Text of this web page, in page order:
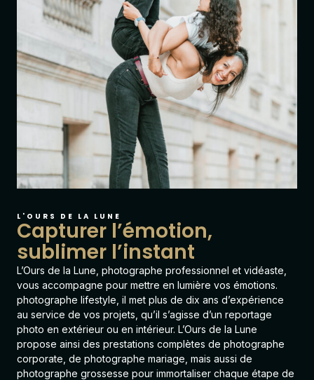
L'OURS DE LA LUNE
Capturer l’émotion,
sublimer l’instant
L’Ours de la Lune , photographe professionnel et vidéaste,
vous accompagne pour mettre en lumière vos émotions.
photographe lifestyle, il met plus de dix ans d’expérience
au service de vos projets, qu’il s’agisse d’un reportage
photo en extérieur ou en intérieur. L’Ours de la Lune
propose ainsi des prestations complètes de photographe
corporate, de photographe mariage , mais aussi de
photographe grossesse pour immortaliser chaque étape de